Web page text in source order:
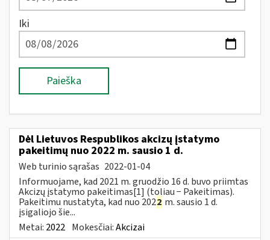
Iki
Paieška
Dėl Lietuvos Respublikos akcizų įstatymo
pakeitimų nuo 2022 m. sausio 1 d.
Web turinio sąrašas 2022-01-04
Informuojame, kad 2021 m. gruodžio 16 d. buvo priimtas
Akcizų įstatymo pakeitimas[1] (toliau − Pakeitimas).
Pakeitimu nustatyta, kad nuo 2022 m. sausio 1 d.
įsigaliojo šie...
Metai: 2022 Mokesčiai:Akcizai